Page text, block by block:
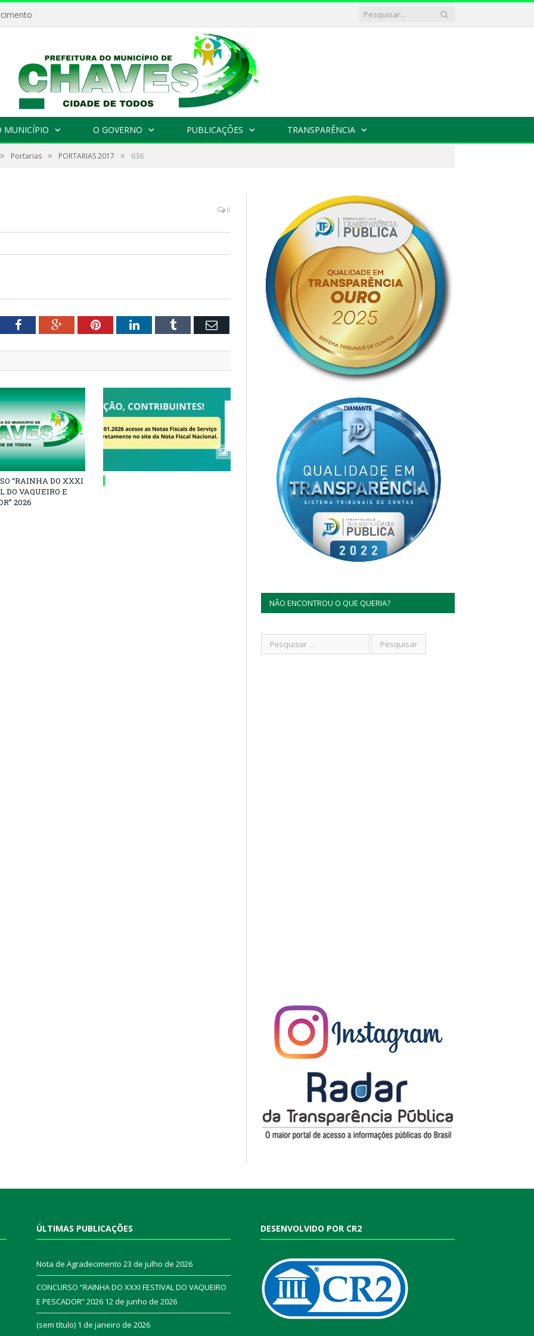
MUNICÍPIO O GOVERNO PUBLICAÇÕES TRANSPARÊNCIA
» Portarias » PORTARIAS 2017 » 636
0
FacebookGoogle+PinterestLinkedInTumblr Email
“RAINHA DO XXXI
DO VAQUEIRO E
2026
NÃO ENCONTROU O QUE QUERIA?
ÚLTIMAS PUBLICAÇÕES
Nota de Agradecimento 23 de julho de 2026
CONCURSO “RAINHA DO XXXI FESTIVAL DO VAQUEIRO
E PESCADOR” 2026 12 de junho de 2026
(sem título) 1 de janeiro de 2026
DESENVOLVIDO POR CR2